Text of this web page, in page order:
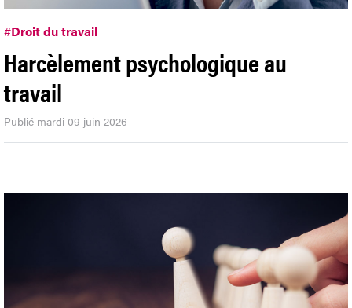
#Droit du travail
Harcèlement psychologique au
travail
Publié mardi 09 juin 2026